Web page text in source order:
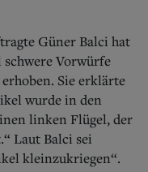
Güner Balci hat
schwere Vorwürfe
Sie erklärte
wurde in den
linken Flügel, der
Laut Balci sei
kleinzukriegen“.